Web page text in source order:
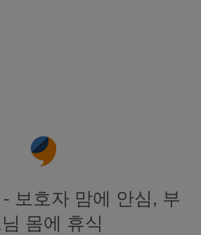
보호자 맘에 안심, 부
몸에 휴식